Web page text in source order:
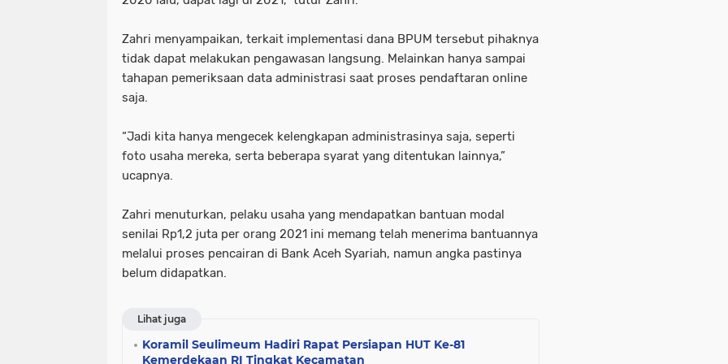
Zahri menyampaikan, terkait implementasi dana BPUM tersebut pihaknya
tidak dapat melakukan pengawasan langsung. Melainkan hanya sampai
tahapan pemeriksaan data administrasi saat proses pendaftaran online
saja.
“Jadi kita hanya mengecek kelengkapan administrasinya saja, seperti
foto usaha mereka, serta beberapa syarat yang ditentukan lainnya,”
ucapnya.
Zahri menuturkan, pelaku usaha yang mendapatkan bantuan modal
senilai Rp1,2 juta per orang 2021 ini memang telah menerima bantuannya
melalui proses pencairan di Bank Aceh Syariah, namun angka pastinya
belum didapatkan.
Lihat juga
Koramil Seulimeum Hadiri Rapat Persiapan HUT Ke-81
Kemerdekaan RI Tingkat Kecamatan